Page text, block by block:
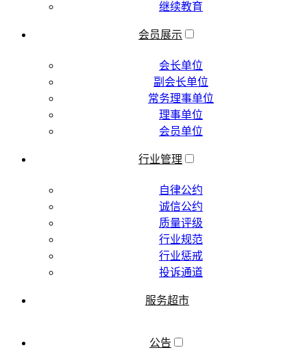
继续教育
会员展示
会长单位
副会长单位
常务理事单位
理事单位
会员单位
行业管理
自律公约
诚信公约
质量评级
行业规范
行业惩戒
投诉通道
服务超市
公告